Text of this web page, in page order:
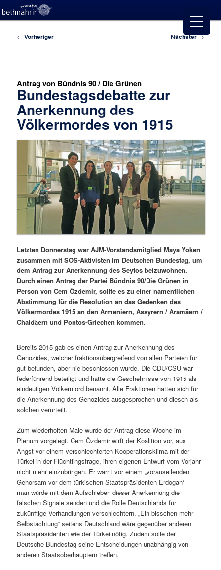
Beitragsnavigation
← Vorheriger Nächster→
Antrag von Bündnis 90 / Die Grünen
Bundestagsdebatte zur
Anerkennung des
Völkermordes von 1915
Letzten Donnerstag war AJM-Vorstandsmitglied Maya Yoken
zusammen mit SOS-Aktivisten im Deutschen Bundestag, um
dem Antrag zur Anerkennung des Seyfos beizuwohnen.
Durch einen Antrag der Partei Bündnis 90/Die Grünen in
Person von Cem Özdemir, sollte es zu einer namentlichen
Abstimmung für die Resolution an das Gedenken des
Völkermordes 1915 an den Armeniern, Assyrern / Aramäern /
Chaldäern und Pontos-Griechen kommen.
Bereits 2015 gab es einen Antrag zur Anerkennung des
Genozides, welcher fraktionsübergreifend von allen Parteien für
gut befunden, aber nie beschlossen wurde. Die CDU/CSU war
federführend beteiligt und hatte die Geschehnisse von 1915 als
eindeutigen Völkermord benannt. Alle Fraktionen hatten sich für
die Anerkennung des Genozides ausgesprochen und diesen als
solchen verurteilt.
Zum wiederholten Male wurde der Antrag diese Woche im
Plenum vorgelegt. Cem Özdemir wirft der Koalition vor, aus
Angst vor einem verschlechterten Kooperationsklima mit der
Türkei in der Flüchtlingsfrage, ihren eigenen Entwurf vom Vorjahr
nicht mehr einzubringen. Er warnt vor einem „vorauseilenden
Gehorsam vor dem türkischen Staatspräsidenten Erdogan“ –
man würde mit dem Aufschieben dieser Anerkennung die
falschen Signale senden und die Rolle Deutschlands für
zukünftige Verhandlungen verschlechtern. „Ein bisschen mehr
Selbstachtung“ seitens Deutschland wäre gegenüber anderen
Staatspräsidenten wie der Türkei nötig. Zudem solle der
Deutsche Bundestag seine Entscheidungen unabhängig von
anderen Staatsoberhäuptern treffen.